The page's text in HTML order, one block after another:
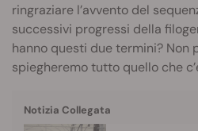
ringraziare l’avvento del
successivi progressi della
hanno questi due termini? Non
spiegheremo tutto quello che
Notizia Collegata